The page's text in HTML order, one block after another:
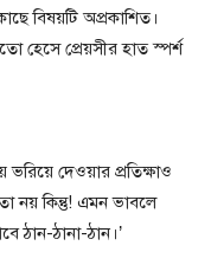
বিষয়টি অপ্রকাশিত।
হেসে প্রেয়সীর হাত স্পর্শ
ভরিয়ে দেওয়ার প্রতিক্ষাও
নয় কিন্তু! এমন ভাবলে
ঠান-ঠানা-ঠান।’